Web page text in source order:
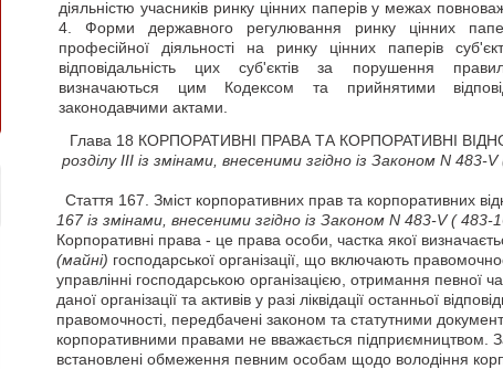
діяльністю учасників ринку цінних паперів у межах
4. Форми державного регулювання ринку цінних
професійної діяльності на ринку цінних паперів
відповідальність цих суб'єктів за порушення
визначаються цим Кодексом та прийнятими
законодавчими актами.
Глава 18 КОРПОРАТИВНІ ПРАВА ТА КОРПОРАТИВНІ
розділу III із змінами, внесеними згідно із Законом N 483-V
Стаття 167. Зміст корпоративних прав та корпоративних
167 із змінами, внесеними згідно із Законом N 483-V( 483-
Корпоративні права - це права особи, частка якої
(майні) господарської організації, що включають
управлінні господарською організацією, отримання певної
даної організації та активів у разі ліквідації останньої
правомочності, передбачені законом та статутними
корпоративними правами не вважається підприємництвом.
встановлені обмеження певним особам щодо володіння